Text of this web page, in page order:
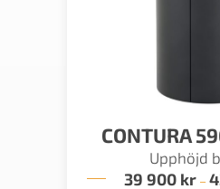
CONTURA
Upphöjd
39 900 kr –